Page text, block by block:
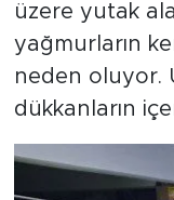
üzere yutak
yağmurların
neden oluyor.
dükkanların